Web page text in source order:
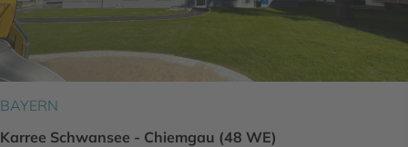
BAYERN
Karree Schwansee - Chiemgau (48 WE)